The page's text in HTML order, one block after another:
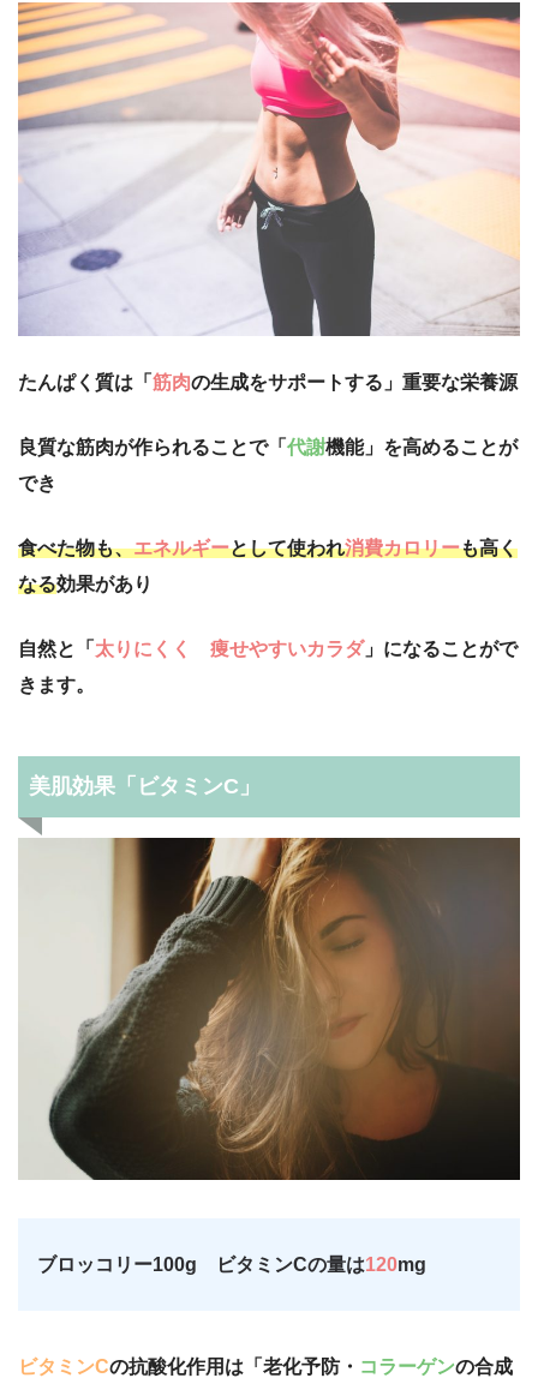
たんぱく質は「 筋肉の生成をサポートする」重要な栄養源
良質な筋肉が作られることで「 代謝機能」を高めることが
でき
食べた物も、エネルギーとして使われ消費カロリーも高く
なる効果があり
自然と「 太りにくく 痩せやすいカラダ」になることがで
きます。
美肌効果「ビタミンC」
ブロッコリー100g ビタミンCの量は120mg
ビタミンCの抗酸化作用は「老化予防・ コラーゲンの合成